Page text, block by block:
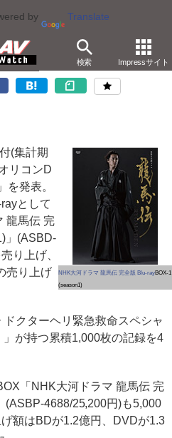
by Translate
検索 Impressサイト
BD最高売り上げ記録
第4巻
NHK大河ドラマ 龍馬伝 完全版 Blu-rayBOX-1
(season1)
(集計期
リコンD
発表。
として
龍馬伝 完
」(ASBD-
り上げ、
売り上げ
クターヘリ緊急救命スペシャ
が持つ累積1,000枚の記録を4
「NHK大河ドラマ 龍馬伝 完
(ASBP-4688/25,200円)も5,000
額はBDが1.2億円、DVDが1.3